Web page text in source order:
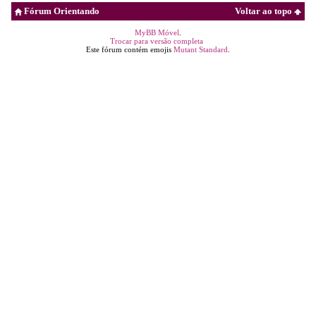
Voltar ao topo
Fórum Orientando
MyBB Móvel
Trocar para versão completa
Este fórum contém emojis Mutant Standard